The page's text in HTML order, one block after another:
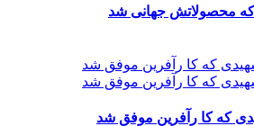
که محصولاتش جهانی شد
که کا رآفرین موفق شد